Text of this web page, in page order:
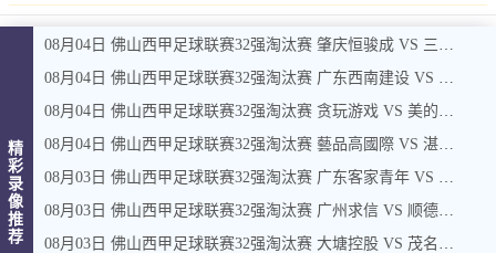
精
彩
录
像
推
荐
08月04日 佛山西甲足球联赛32强淘汰赛 肇庆恒骏成 VS 三七互娱 全场录像
08月04日 佛山西甲足球联赛32强淘汰赛 广东西南建设 VS 香港圣徒 全场录像
08月04日 佛山西甲足球联赛32强淘汰赛 贪玩游戏 VS 美的薪火 全场录像
08月04日 佛山西甲足球联赛32强淘汰赛 藝品高國際 VS 湛江狂狼·粵辉能源 全场录像
08月03日 佛山西甲足球联赛32强淘汰赛 广东客家青年 VS 广州英华思力U17 全场录像
08月03日 佛山西甲足球联赛32强淘汰赛 广州求信 VS 顺德新青年 全场录像
08月03日 佛山西甲足球联赛32强淘汰赛 大塘控股 VS 茂名市点都得 全场录像